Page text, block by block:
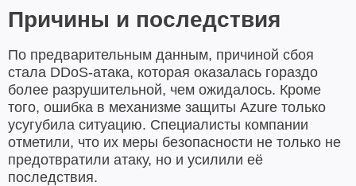
Причины и последствия
По предварительным данным, причиной сбоя
стала DDoS-атака, которая оказалась гораздо
более разрушительной, чем ожидалось. Кроме
того, ошибка в механизме защиты Azure только
усугубила ситуацию. Специалисты компании
отметили, что их меры безопасности не только не
предотвратили атаку, но и усилили её
последствия.